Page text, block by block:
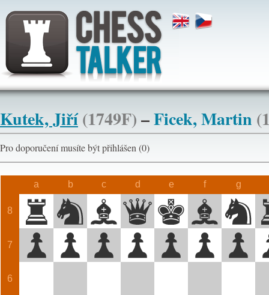
Kutek, Jiří(1749F)–Ficek, Martin
Pro doporučení musíte být přihlášen (0)
a b c d e f g
8
7
6